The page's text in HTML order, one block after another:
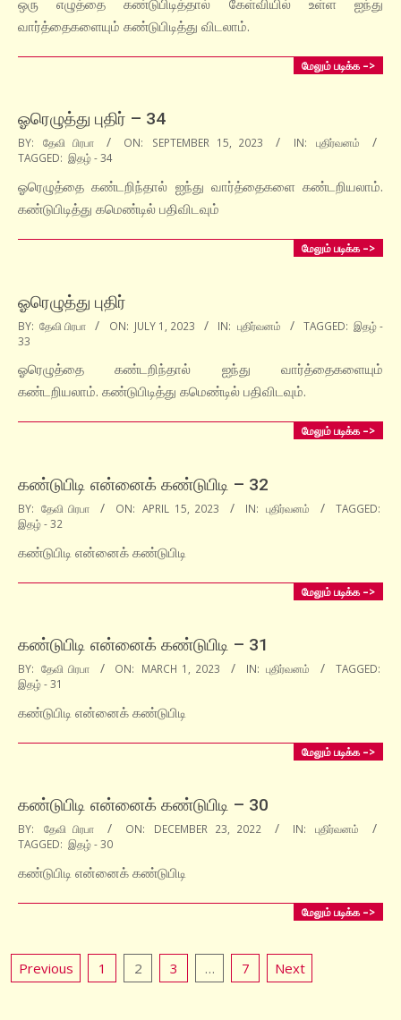
வார்த்தைகளையும் கண்டுபிடித்து விடலாம்.
மேலும் படிக்க –>
ஓரெழுத்து புதிர் – 34
2023-
09-
15
BY: தேவி பிரபா ON: SEPTEMBER 15, 2023 IN:
புதிர்வனம்
TAGGED: இதழ் - 34
ஓரெழுத்தை கண்டறிந்தால் ஐந்து வார்த்தைகளை கண்டறியலாம்.
கண்டுபிடித்து கமெண்டில் பதிவிடவும்
மேலும் படிக்க –>
ஓரெழுத்து புதிர்
2023-
07-
01
BY: தேவி பிரபா ON: JULY 1, 2023 IN: புதிர்வனம் TAGGED: இதழ் -
33
ஓரெழுத்தை கண்டறிந்தால் ஐந்து வார்த்தைகளையும்
கண்டறியலாம். கண்டுபிடித்து கமெண்டில் பதிவிடவும்.
மேலும் படிக்க –>
கண்டுபிடி என்னைக் கண்டுபிடி – 32
2023-
04-
15
BY: தேவி பிரபா ON: APRIL 15, 2023 IN: புதிர்வனம்
TAGGED:
இதழ் - 32
கண்டுபிடி என்னைக் கண்டுபிடி
மேலும் படிக்க –>
கண்டுபிடி என்னைக் கண்டுபிடி – 31
2023-
03-
01
BY: தேவி பிரபா ON: MARCH 1, 2023 IN: புதிர்வனம்
TAGGED:
இதழ் - 31
கண்டுபிடி என்னைக் கண்டுபிடி
மேலும் படிக்க –>
கண்டுபிடி என்னைக் கண்டுபிடி – 30
2022-
12-
23
BY: தேவி பிரபா ON: DECEMBER 23, 2022 IN:
புதிர்வனம்
TAGGED: இதழ் - 30
கண்டுபிடி என்னைக் கண்டுபிடி
மேலும் படிக்க –>
Posts
Previous 1 2 3 … 7 Next